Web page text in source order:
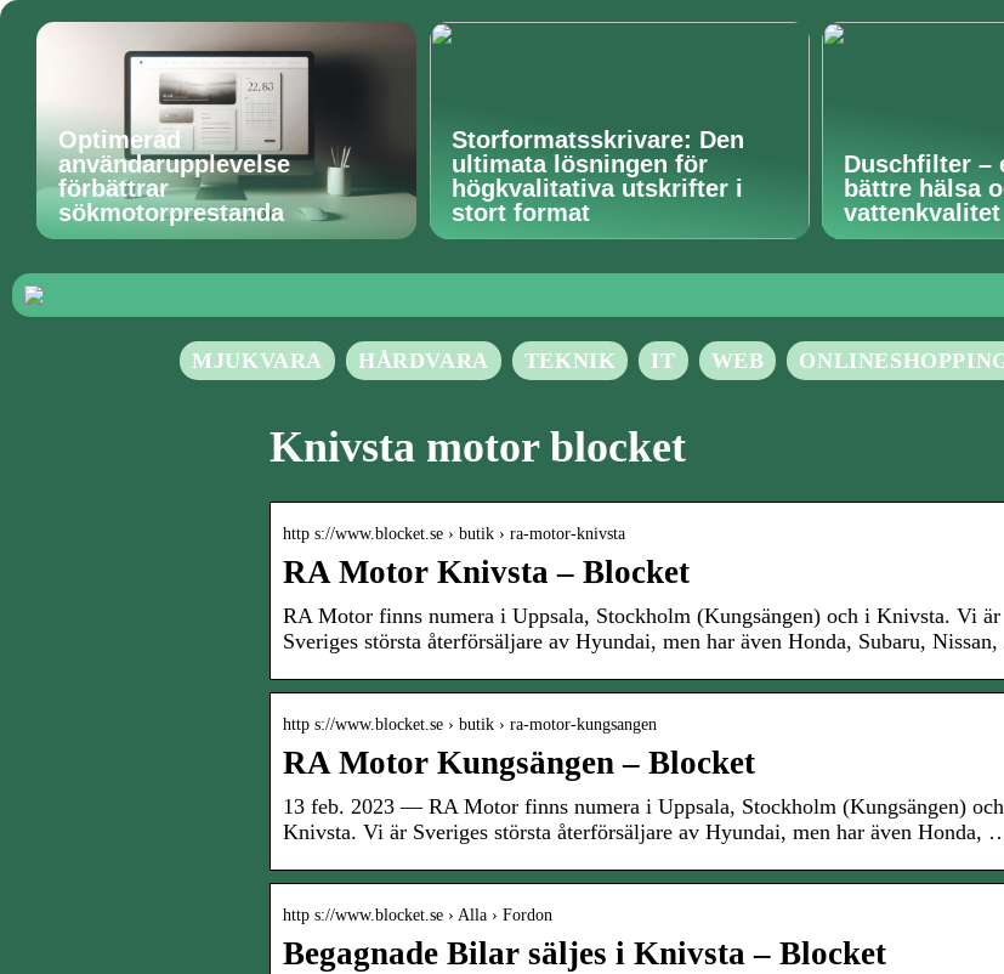
Optimerad
användarupplevelse
förbättrar
sökmotorprestanda
Storformatsskrivare: Den
ultimata lösningen för
högkvalitativa utskrifter i
stort format
Duschfilter –
bättre hälsa
vattenkvalitet
MJUKVARA HÅRDVARA TEKNIK IT WEB
Knivsta motor blocket
http s://www.blocket.se › butik › ra-motor-knivsta
RA Motor Knivsta – Blocket
RA Motor finns numera i Uppsala, Stockholm (Kungsängen) och i Knivsta. Vi är
Sveriges största återförsäljare av Hyundai, men har även Honda, Subaru,
http s://www.blocket.se › butik › ra-motor-kungsangen
RA Motor Kungsängen – Blocket
13 feb. 2023 — RA Motor finns numera i Uppsala, Stockholm (Kungsängen)
Knivsta. Vi är Sveriges största återförsäljare av Hyundai, men har även Honda,
http s://www.blocket.se › Alla › Fordon
Begagnade Bilar säljes i Knivsta – Blocket